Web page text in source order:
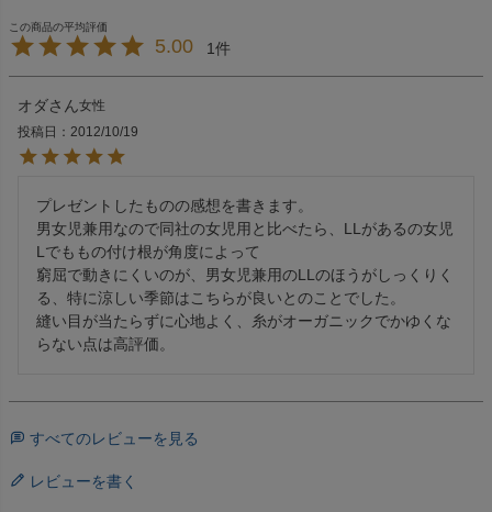
5.00 1
オダ
女性
投稿日
2012/10/19
プレゼントしたものの感想を書きます。
男女児兼用なので同社の女児用と比べたら、LLがあるの女児
Lでももの付け根が角度によって
窮屈で動きにくいのが、男女児兼用のLLのほうがしっくりく
る、特に涼しい季節はこちらが良いとのことでした。
縫い目が当たらずに心地よく、糸がオーガニックでかゆくな
らない点は高評価。
すべてのレビューを見る
レビューを書く